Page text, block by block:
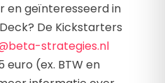
en geïnteresseerd in
De Kickstarters
strategies.nl
(ex. BTW en